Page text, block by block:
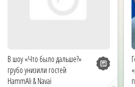
В шоу «Что было дальше?»
грубо унизили гостей
HammAli & Navai